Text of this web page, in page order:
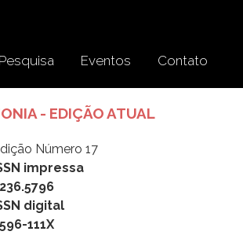
Eventos Contato
- EDIÇÃO ATUAL
Número 17
impressa
digital
111X